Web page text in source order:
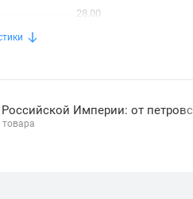
28.00
Империи: от
товара